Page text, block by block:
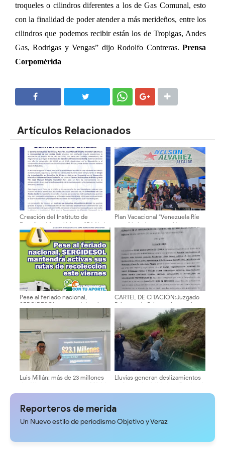
troqueles o cilindros diferentes a los de Gas Comunal, esto
con la finalidad de poder atender a más merideños, entre los
cilindros que podemos recibir están los de Tropigas, Andes
Gas, Rodrigas y Vengas” dijo Rodolfo Contreras. Prensa
Corpomérida
Artículos Relacionados
Creación del Instituto de
Estudios Afroasiáticos (IEAA) de
la Universidad de Los Andes
(ULA)
Plan Vacacional "Venezuela Ríe
2026" brinda recreación y
cultura a niños del municipio
Pese al feriado nacional,
SERGIDESOL mantendrá activas
viernes #24Jul
CARTEL DE CITACIÓN:Juzgado
Primero de Primera Instancia en
lo Civil, Mercantil y del Tránsito
de la Circunscripción Judicial
del Estado Bolivariano de Mérida
Luis Millán: más de 23 millones
de dólares en recursos y Mérida
sumida entre oscuridad y
Lluvias generan deslizamientos
y afectan la vialidad en Cardenal
Quintero
Reporteros de merida
Un Nuevo estilo de periodismo Objetivo y Veraz